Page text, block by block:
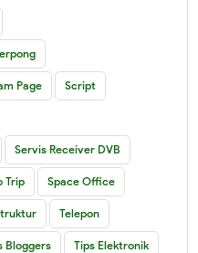
Page Script
Servis Receiver DVB
Trip Space Office
Telepon
Bloggers Tips Elektronik